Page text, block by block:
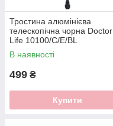
Тростина алюмінієва
телескопічна чорна Doctor
Life 10100/C/E/BL
В наявності
499 ₴
Купити